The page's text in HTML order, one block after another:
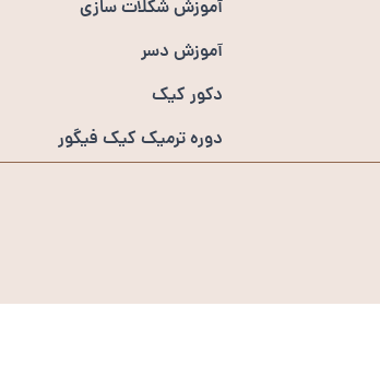
آموزش شکلات سازی
آموزش دسر
دکور کیک
دوره ترمیک کیک فیگور